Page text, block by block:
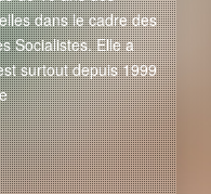
dans le cadre des
Socialistes. Elle a
surtout depuis 1999